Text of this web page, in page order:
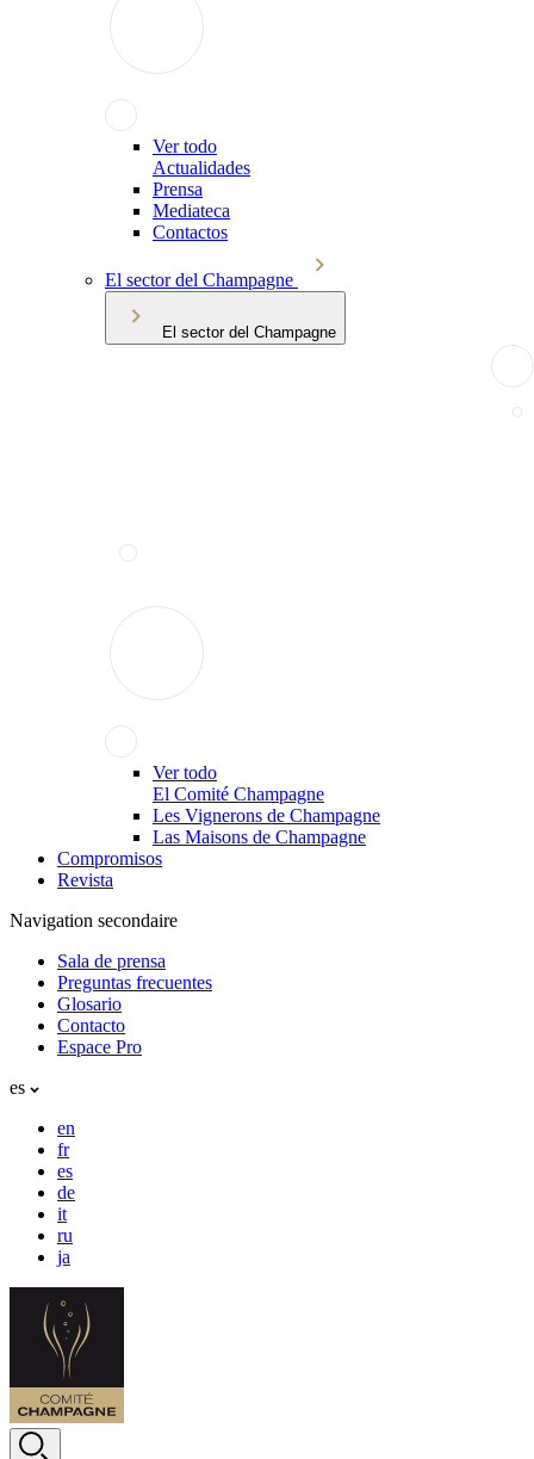
Ver todo
Actualidades
Prensa
Mediateca
Contactos
El sector del Champagne
El sector del Champagne
Ver todo
El Comité Champagne
Les Vignerons de Champagne
Las Maisons de Champagne
Compromisos
Revista
Navigation secondaire
Sala de prensa
Preguntas frecuentes
Glosario
Contacto
Espace Pro
es
en
fr
es
de
it
ru
ja